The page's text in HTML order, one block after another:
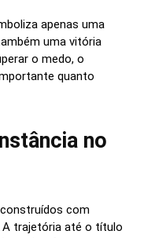
apenas uma
uma vitória
o medo, o
quanto
no
com
A trajetória até o título